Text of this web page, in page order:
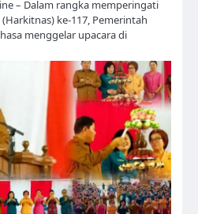
– Dalam rangka memperingati
ke-117, Pemerintah
menggelar upacara di